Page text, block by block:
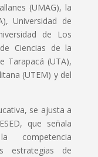
(UMAG), la
Universidad de
de Los
Ciencias de la
Tarapacá (UTA),
(UTEM) y del
se ajusta a
que señala
estrategias de